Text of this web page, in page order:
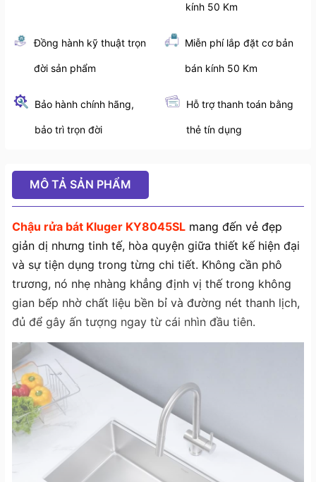
kính 50 Km
Đồng hành kỹ thuật trọn
đời sản phẩm
Miễn phí lắp đặt cơ bản
bán kính 50 Km
Bảo hành chính hãng,
bảo trì trọn đời
Hỗ trợ thanh toán bằng
thẻ tín dụng
MÔ TẢ SẢN PHẨM
Chậu rửa bát Kluger KY8045SL mang đến vẻ đẹp
giản dị nhưng tinh tế, hòa quyện giữa thiết kế hiện đại
và sự tiện dụng trong từng chi tiết. Không cần phô
trương, nó nhẹ nhàng khẳng định vị thế trong không
gian bếp nhờ chất liệu bền bỉ và đường nét thanh lịch,
đủ để gây ấn tượng ngay từ cái nhìn đầu tiên.